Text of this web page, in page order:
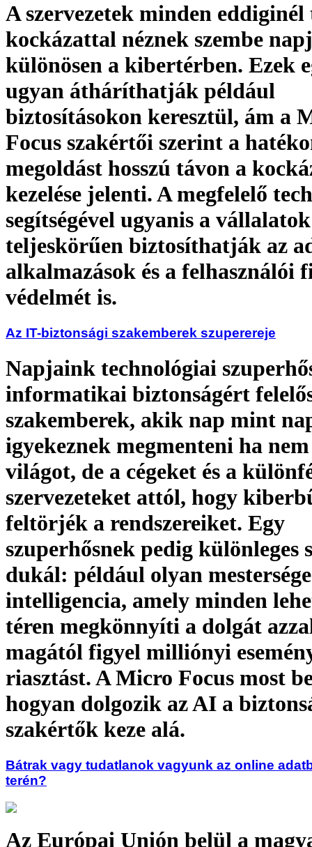
A szervezetek minden eddiginél
kockázattal néznek szembe
különösen a kibertérben. Ezek
ugyan átháríthatják például
biztosításokon keresztül, ám a
Focus szakértői szerint a
megoldást hosszú távon a
kezelése jelenti. A megfelelő
segítségével ugyanis a vállalatok
teljeskörűen biztosíthatják az
alkalmazások és a felhasználói
védelmét is.
Az IT-biztonsági szakemberek szuperereje
Napjaink technológiai
informatikai biztonságért
szakemberek, akik nap mint
igyekeznek megmenteni ha
világot, de a cégeket és a
szervezeteket attól, hogy
feltörjék a rendszereiket. Egy
szuperhősnek pedig különleges
dukál: például olyan
intelligencia, amely minden
téren megkönnyíti a dolgát
magától figyel milliónyi
riasztást. A Micro Focus most
hogyan dolgozik az AI a
szakértők keze alá.
Bátrak vagy tudatlanok vagyunk az online
terén?
Az Európai Unión belül a